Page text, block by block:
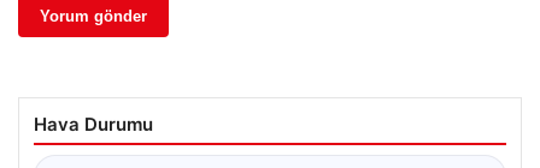
Hava Durumu